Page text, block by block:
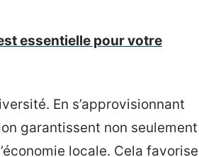
essentielle pour votre
En s’approvisionnant
garantissent non seulement
locale. Cela favorise